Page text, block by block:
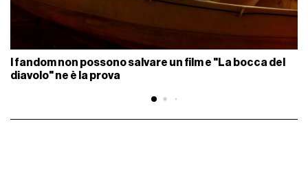
I fandom non possono salvare un film e "La bocca del
diavolo" ne è la prova